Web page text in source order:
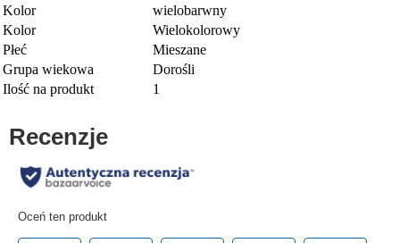
Kolor
wielobarwny
Kolor
Wielokolorowy
Płeć
Mieszane
Grupa wiekowa
Dorośli
Ilość na produkt
1